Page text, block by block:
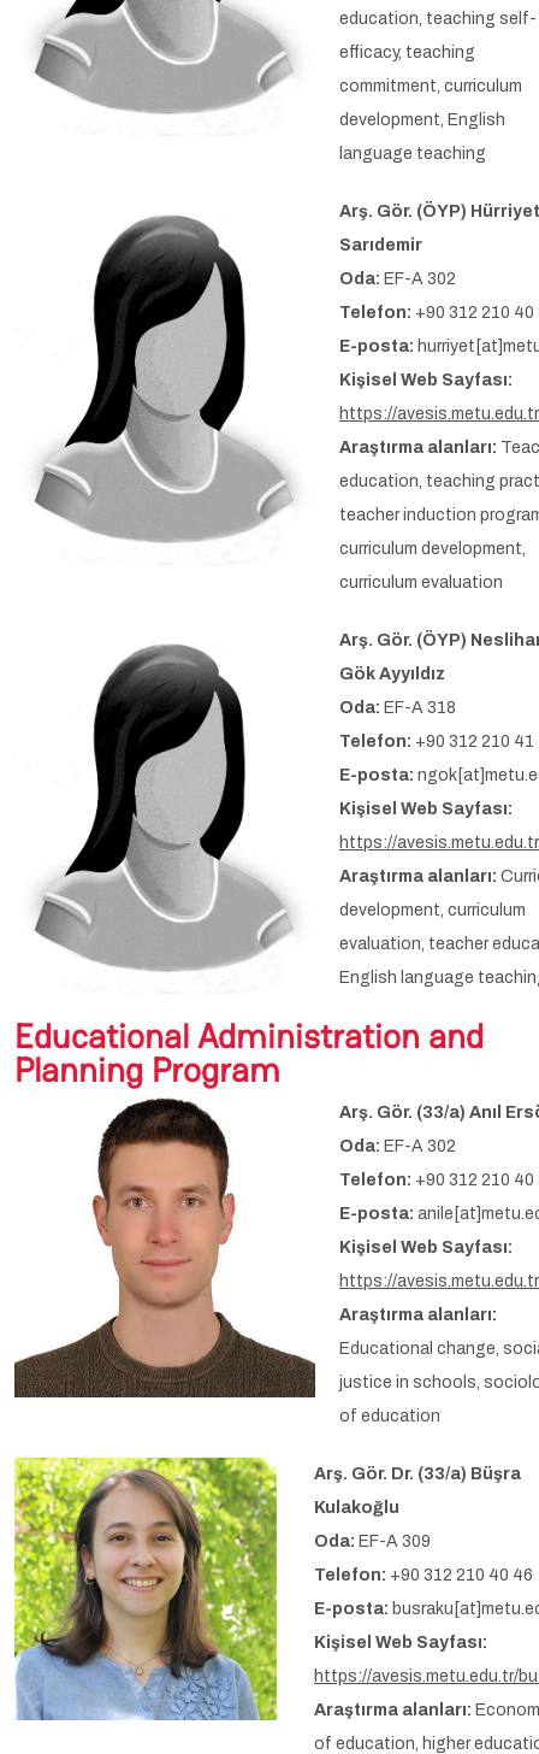
education, teaching self-
efficacy, teaching
commitment, curriculum
development, English
language teaching
Arş. Gör. (ÖYP) Hürriyet
Sarıdemir
Oda: EF-A 302
Telefon: +90 312 210 40
E-posta:
Kişisel Web Sayfası:
https://
Araştırma alanları:
education, teaching
teacher induction
curriculum development,
curriculum evaluation
Arş. Gör. (ÖYP)
Gök Ayyıldız
Oda: EF-A 318
Telefon: +90 312 210 41
E-posta:
Kişisel Web Sayfası:
https://
Araştırma alanları:
development, curriculum
evaluation, teacher
English language
Educational Administration and
Planning Program
Arş. Gör. (33/a) Anıl
Oda: EF-A 302
Telefon: +90 312 210 40
E-posta:
Kişisel Web Sayfası:
https://
Araştırma alanları:
Educational change,
justice in schools,
of education
Arş. Gör. Dr. (33/a) Büşra
Kulakoğlu
Oda: EF-A 309
Telefon: +90 312 210 40 46
E-posta:
Kişisel Web Sayfası:
https://avesis.metu.edu.tr/
Araştırma alanları:
of education, higher